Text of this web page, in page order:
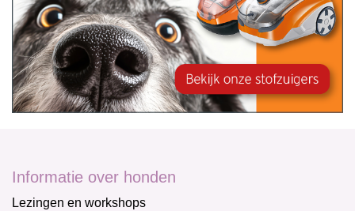
Informatie over honden
Lezingen en workshops